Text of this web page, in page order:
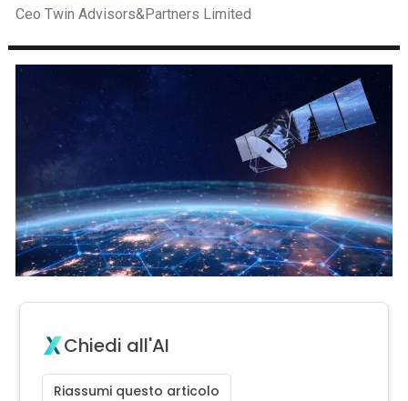
Ceo Twin Advisors&Partners Limited
Chiedi all'AI
Riassumi questo articolo